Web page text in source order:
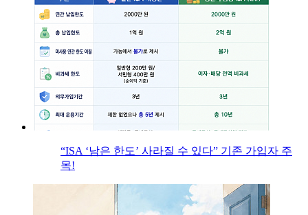
“ISA ‘남은 한도’ 사라질 수 있다” 기존 가입자 주
목!